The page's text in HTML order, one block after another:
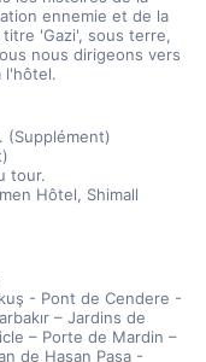
ennemie et de la
'Gazi', sous terre,
nous dirigeons vers
l'hôtel.
(Supplément)
tour.
Hôtel, Shimall
- Pont de Cendere -
– Jardins de
– Porte de Mardin –
de Hasan Paşa -